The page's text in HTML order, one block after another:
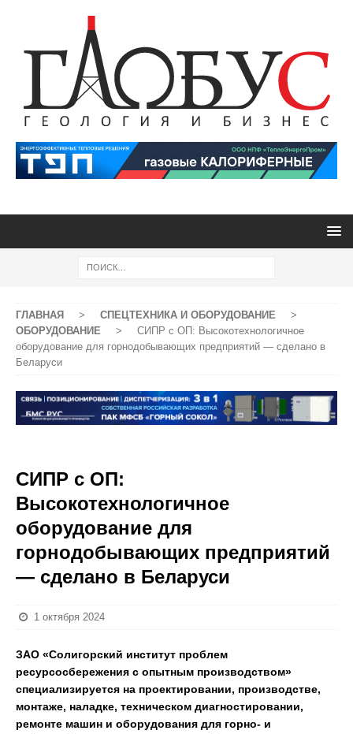
ГЛАВНАЯ > СПЕЦТЕХНИКА И ОБОРУДОВАНИЕ
>
ОБОРУДОВАНИЕ
>
СИПР с ОП: Высокотехнологичное
оборудование для горнодобывающих предприятий — сделано в
Беларуси
СИПР с ОП:
Высокотехнологичное
оборудование для
горнодобывающих предприятий
— сделано в Беларуси
1 октября 2024
ЗАО «Солигорский институт проблем
ресурсосбережения с опытным производством»
специализируется на проектировании, производстве,
монтаже, наладке, техническом диагностировании,
ремонте машин и оборудования для горно- и